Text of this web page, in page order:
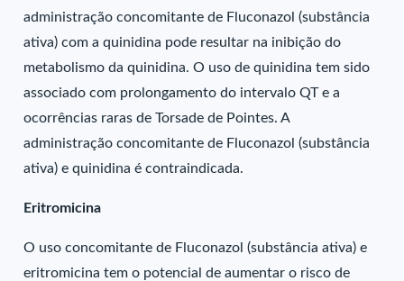
administração concomitante de Fluconazol (substância
ativa) com a quinidina pode resultar na inibição do
metabolismo da quinidina. O uso de quinidina tem sido
associado com prolongamento do intervalo QT e a
ocorrências raras de Torsade de Pointes. A
administração concomitante de Fluconazol (substância
ativa) e quinidina é contraindicada.
Eritromicina
O uso concomitante de Fluconazol (substância ativa) e
eritromicina tem o potencial de aumentar o risco de